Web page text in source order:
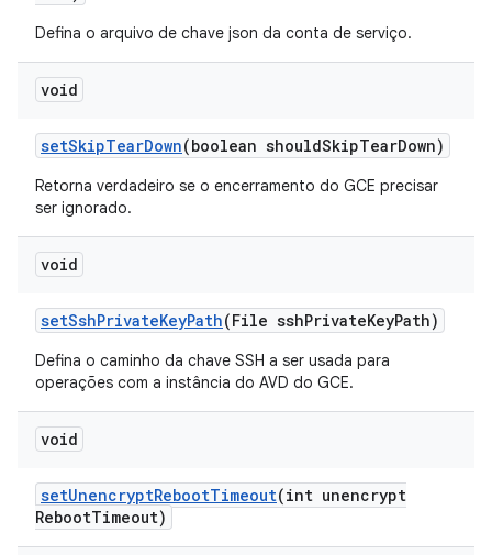
Defina o arquivo de chave json da conta de serviço.
void
setSkipTearDown(boolean shouldSkipTearDown)
Retorna verdadeiro se o encerramento do GCE precisar
ser ignorado.
void
setSshPrivateKeyPath(File sshPrivateKeyPath)
Defina o caminho da chave SSH a ser usada para
operações com a instância do AVD do GCE.
void
setUnencryptRebootTimeout(int unencrypt
RebootTimeout)